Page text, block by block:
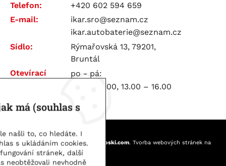
Telefon:
+420 602 594 659
E-mail:
ikar.sro@seznam.cz
ikar.autobaterie@seznam.cz
Sídlo:
Rýmařovská 13, 79201,
Bruntál
Otevírací
po - pá:
7.00 – 12.00, 13.00 – 16.00
IKAR spol. s.r.o. | © 2026
Webové stránkyvytvořilo Poski.com.Tvorba webových stránek na
míru.
má (souhlas s
našli to, co hledáte. I
s ukládáním cookies.
stránek, další
neobtěžovali nevhodně